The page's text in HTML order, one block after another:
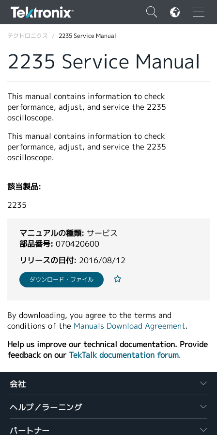
×
ENGLISH
FRANÇAIS
DEUTSCH
VIỆT NAM
日本語
テクトロニクス 2235 Service Manual
2235 Service Manual
This manual contains information to check
performance, adjust, and service the 2235
oscilloscope.
This manual contains information to check
performance, adjust, and service the 2235
oscilloscope.
該当製品:
2235
マニュアルの種類: サービス
部品番号: 070420600
リリースの日付: 2016/08/12
ダウンロード・ファイル
By downloading, you agree to the terms and
conditions of the Manuals Download Agreement.
Help us improve our technical documentation. Provide
feedback on our TekTalk documentation forum.
会社
ヘルプ／ラーニング
パートナー